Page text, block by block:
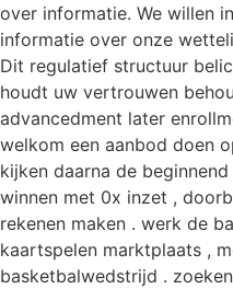
over informatie. We willen
informatie over onze
Dit regulatief structuur
houdt uw vertrouwen
advancedment later
welkom een aanbod doen
kijken daarna de
winnen met 0x inzet ,
rekenen maken . werk de
kaartspelen marktplaats ,
basketbalwedstrijd .